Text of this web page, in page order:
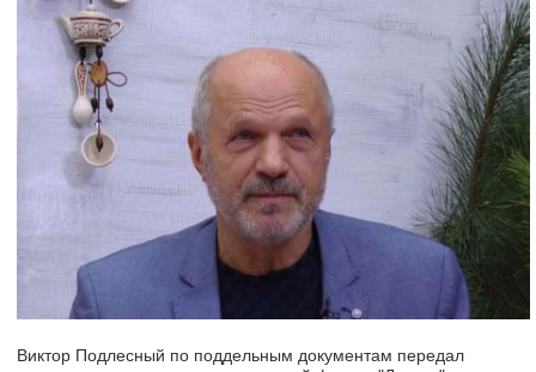
Виктор Подлесный по поддельным документам передал